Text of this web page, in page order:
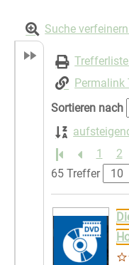
Suche
Permalink
Sortieren nach
1
2
65 Treffer
Zu den